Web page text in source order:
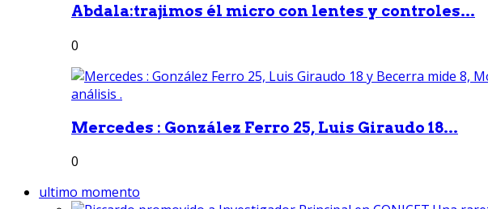
Abdala:trajimos él micro con lentes y controles...
0
Mercedes : González Ferro 25, Luis Giraudo 18...
0
ultimo momento